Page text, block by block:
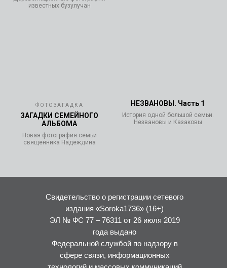
известных бузулучан
ФОТОЗАГАДКА
ЗАГАДКИ СЕМЕЙНОГО
АЛЬБОМА
Новая фотография семьи
священника Надеждина
НЕЗВАНОВЫ. Часть 1
История одной большой семьи.
Незвановы и Казаковы
Свидетельство о регистрации сетевого
издания «Soroka1736» (16+)
ЭЛ № ФС 77 – 76311 от 26 июля 2019
года выдано
Федеральной службой по надзору в
сфере связи, информационных